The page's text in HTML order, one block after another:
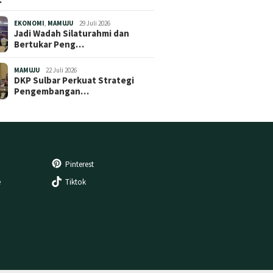
EKONOMI MAMUJU 29 Juli 2026
Jadi Wadah Silaturahmi dan
Bertukar Peng…
MAMUJU 22 Juli 2026
DKP Sulbar Perkuat Strategi
Pengembangan…
Pinterest
Tiktok